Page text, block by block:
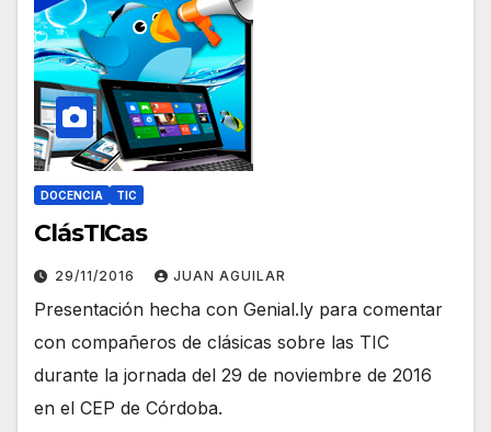
DOCENCIA TIC
ClásTICas
29/11/2016 JUAN AGUILAR
Presentación hecha con Genial.ly para comentar
con compañeros de clásicas sobre las TIC
durante la jornada del 29 de noviembre de 2016
en el CEP de Córdoba.